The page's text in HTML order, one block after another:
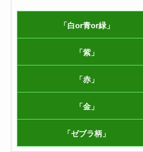
「白or青or緑」
「紫」
「赤」
「金」
「ゼブラ柄」